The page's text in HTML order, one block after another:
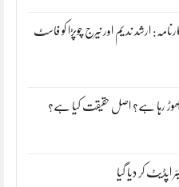
ارشد ندیم اور نیرج چوپڑا کو فاسٹ
چھوڑ رہا ہے؟ اصل حقیقت کیا ہے؟
کر دیا گیا